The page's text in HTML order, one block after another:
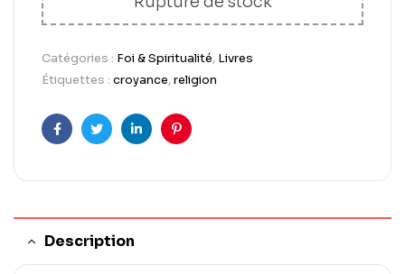
Catégories : Foi & Spiritualité, Livres
Étiquettes : croyance,religion
FacebookTwitterLinkedInPinterest
Description